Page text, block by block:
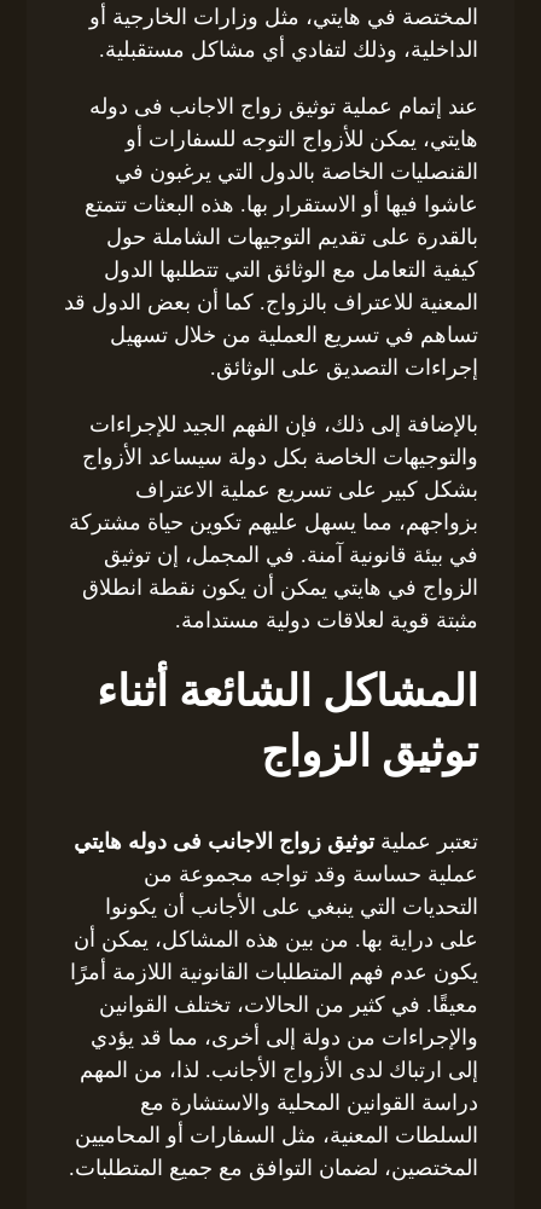
المختصة في هايتي، مثل وزارات الخارجية أو
الداخلية، وذلك لتفادي أي مشاكل مستقبلية.
عند إتمام عملية توثيق زواج الاجانب فى دوله
هايتي، يمكن للأزواج التوجه للسفارات أو
القنصليات الخاصة بالدول التي يرغبون في
عاشوا فيها أو الاستقرار بها. هذه البعثات تتمتع
بالقدرة على تقديم التوجيهات الشاملة حول
كيفية التعامل مع الوثائق التي تتطلبها الدول
المعنية للاعتراف بالزواج. كما أن بعض الدول قد
تساهم في تسريع العملية من خلال تسهيل
إجراءات التصديق على الوثائق.
بالإضافة إلى ذلك، فإن الفهم الجيد للإجراءات
والتوجيهات الخاصة بكل دولة سيساعد الأزواج
بشكل كبير على تسريع عملية الاعتراف
بزواجهم، مما يسهل عليهم تكوين حياة مشتركة
في بيئة قانونية آمنة. في المجمل، إن توثيق
الزواج في هايتي يمكن أن يكون نقطة انطلاق
مثبتة قوية لعلاقات دولية مستدامة.
المشاكل الشائعة أثناء
توثيق الزواج
تعتبر عمليةتوثيق زواج الاجانب فى دوله هايتي
عملية حساسة وقد تواجه مجموعة من
التحديات التي ينبغي على الأجانب أن يكونوا
على دراية بها. من بين هذه المشاكل، يمكن أن
يكون عدم فهم المتطلبات القانونية اللازمة أمرًا
معيقًا. في كثير من الحالات، تختلف القوانين
والإجراءات من دولة إلى أخرى، مما قد يؤدي
إلى ارتباك لدى الأزواج الأجانب. لذا، من المهم
دراسة القوانين المحلية والاستشارة مع
السلطات المعنية، مثل السفارات أو المحاميين
المختصين، لضمان التوافق مع جميع المتطلبات.